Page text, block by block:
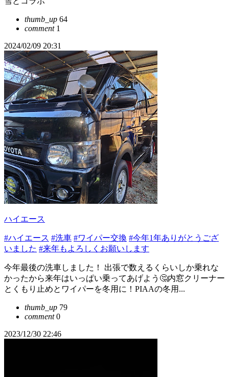
thumb_up 64
comment1
2024/02/09 20:31
ハイエース
#ハイエース #洗車 #ワイパー交換 #今年1年ありがとうござ
いました #来年もよろしくお願いします
今年最後の洗車しました！ 出張で数えるくらいしか乗れな
かったから来年はいっぱい乗ってあげよう🤔内窓クリーナー
とくもり止めとワイパーを冬用に！PIAAの冬用...
thumb_up 79
comment0
2023/12/30 22:46